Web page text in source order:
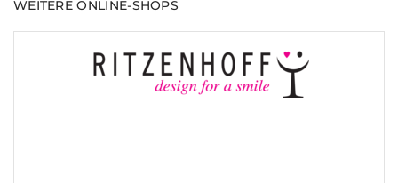
WEITERE ONLINE-SHOPS